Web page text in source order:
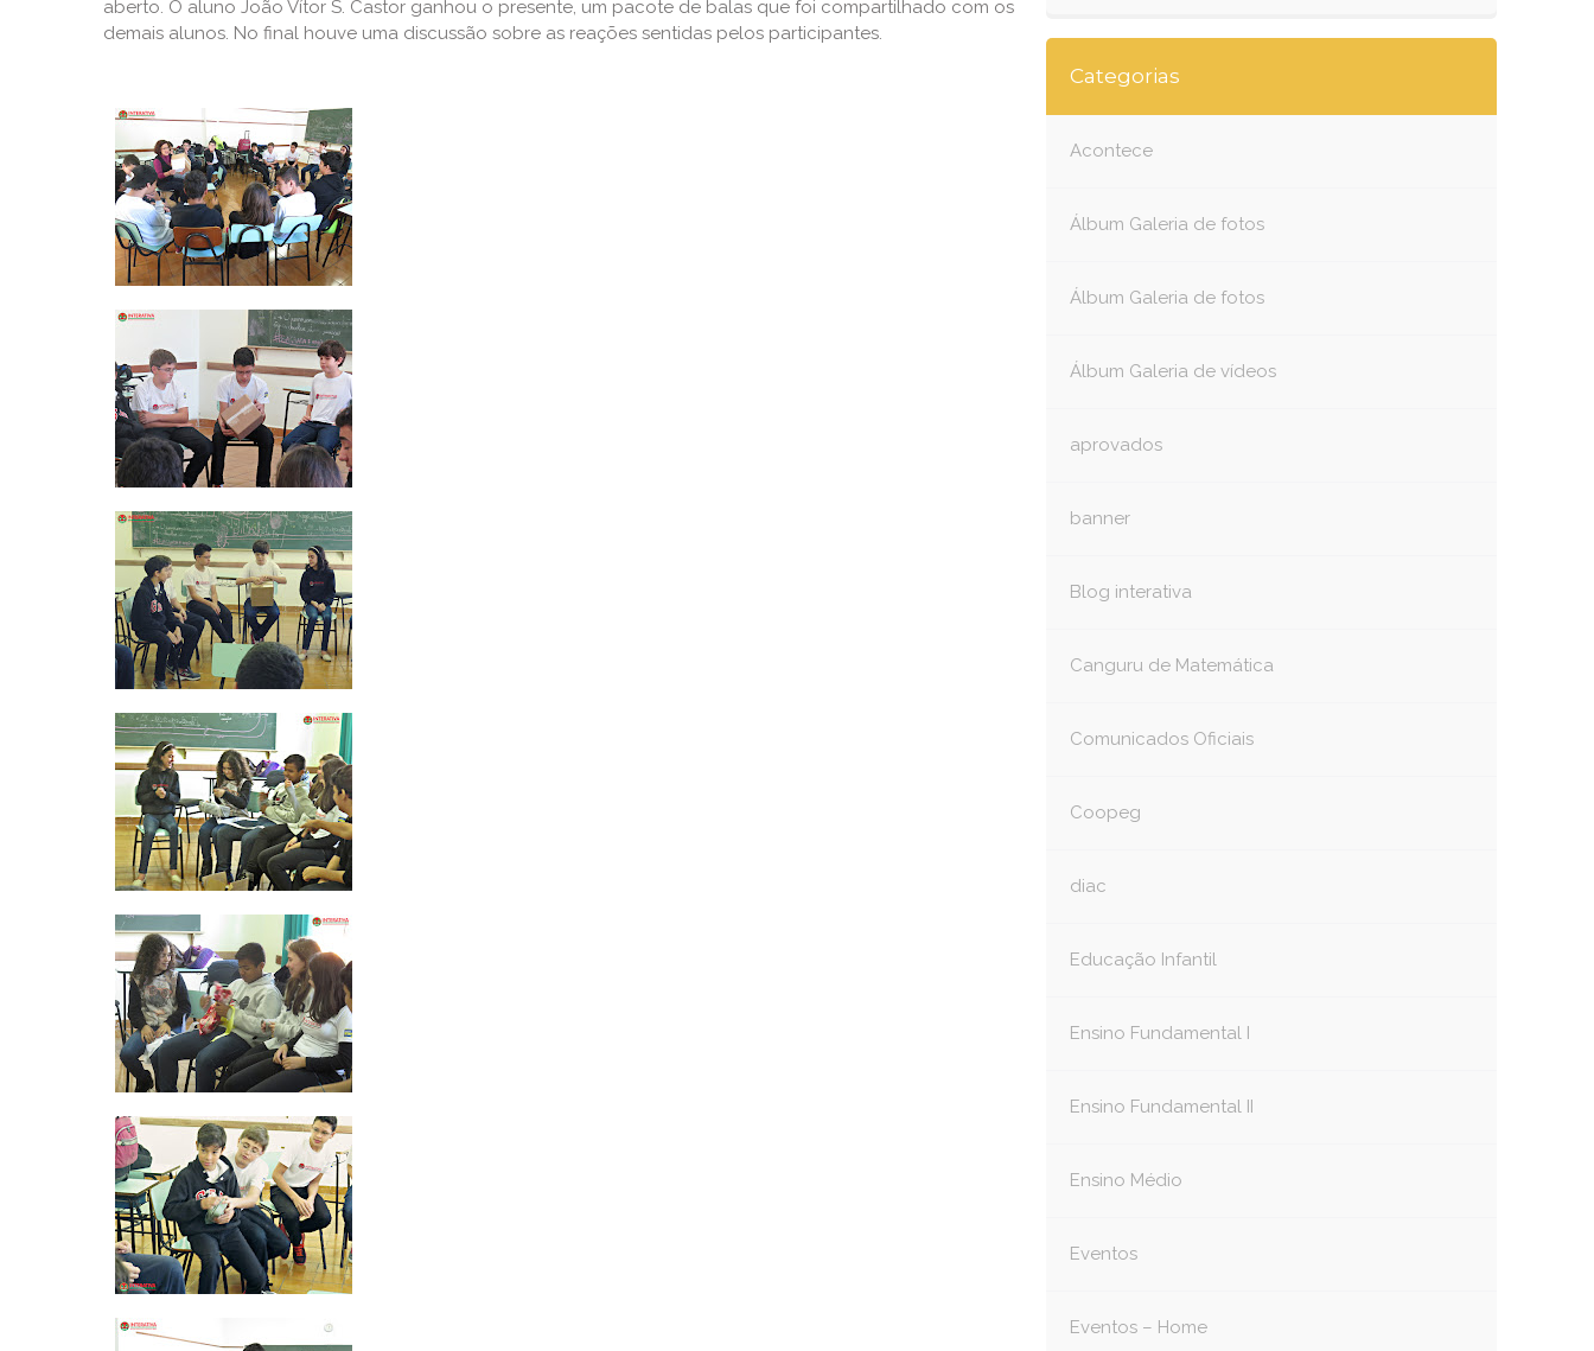
aberto. O aluno João Vítor S. Castor ganhou o presente, um pacote de balas que foi compartilhado com os
demais alunos. No final houve uma discussão sobre as reações sentidas pelos participantes.
Categorias
Acontece
Álbum Galeria de fotos
Álbum Galeria de fotos
Álbum Galeria de vídeos
aprovados
banner
Blog interativa
Canguru de Matemática
Comunicados Oficiais
Coopeg
diac
Educação Infantil
Ensino Fundamental I
Ensino Fundamental II
Ensino Médio
Eventos
Eventos – Home